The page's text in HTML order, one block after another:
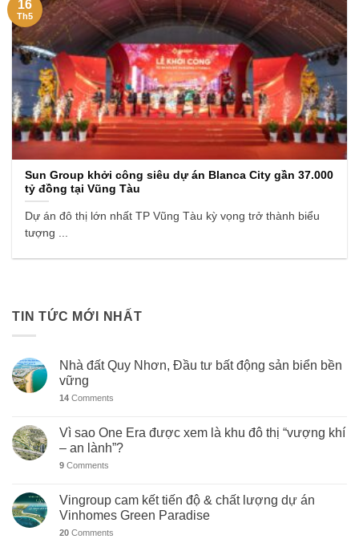
Sun Group khởi công siêu dự án Blanca City gần 37.000
tỷ đồng tại Vũng Tàu
Dự án đô thị lớn nhất TP Vũng Tàu kỳ vọng trở thành biểu
tượng ...
16
Th5
TIN TỨC MỚI NHẤT
Nhà đất Quy Nhơn, Đầu tư bất động sản biển bền
vững
14 Comments
Vì sao One Era được xem là khu đô thị “vượng khí
– an lành”?
9 Comments
Vingroup cam kết tiến độ & chất lượng dự án
Vinhomes Green Paradise
20 Comments